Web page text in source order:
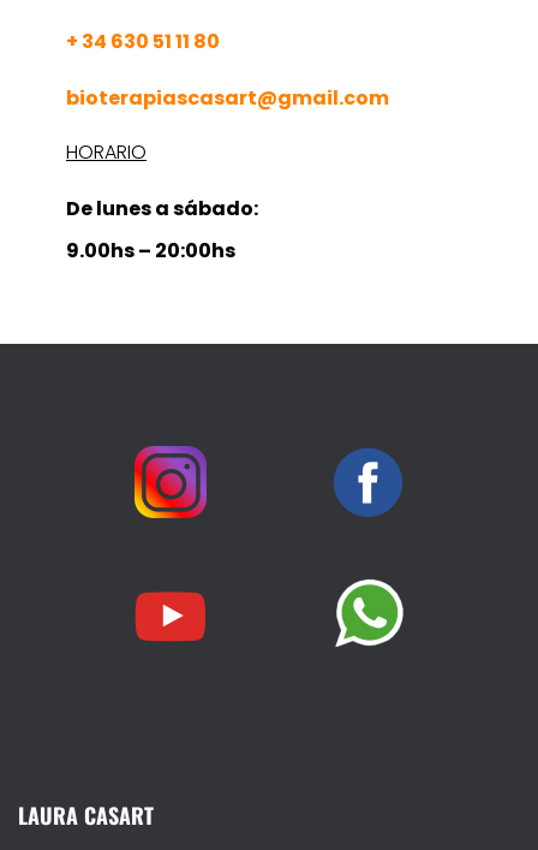
+ 34 630 51 11 80
bioterapiascasart@gmail.com
HORARIO
De lunes a sábado:
9.00hs – 20:00hs
LAURA CASART